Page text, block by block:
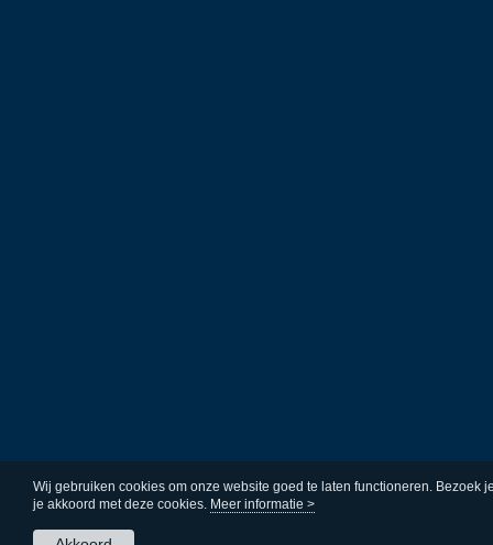
Wij gebruiken cookies om onze website goed te laten functioneren. Bezoek
je akkoord met deze cookies. Meer informatie >